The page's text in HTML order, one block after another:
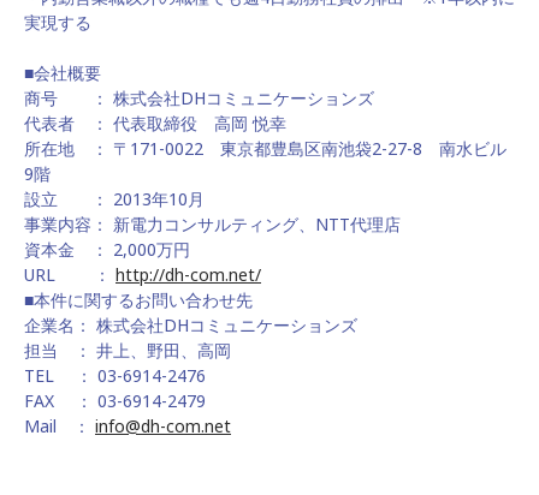
実現する
■会社概要
商号 ： 株式会社DHコミュニケーションズ
代表者 ： 代表取締役 高岡 悦幸
所在地 ： 〒171-0022 東京都豊島区南池袋2-27-8 南水ビル
9階
設立 ： 2013年10月
事業内容： 新電力コンサルティング、NTT代理店
資本金 ： 2,000万円
URL ： http://dh-com.net/
■本件に関するお問い合わせ先
企業名： 株式会社DHコミュニケーションズ
担当 ： 井上、野田、高岡
TEL ： 03-6914-2476
FAX ： 03-6914-2479
Mail ： info@dh-com.net